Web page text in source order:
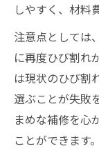
しやすく、材料
注意点としては
に再度ひび割れ
は現状のひび割
選ぶことが失敗
まめな補修を心
ことができます。